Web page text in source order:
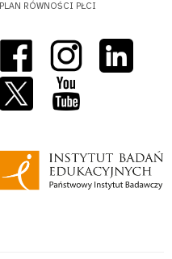
PLAN RÓWNOŚCI PŁCI